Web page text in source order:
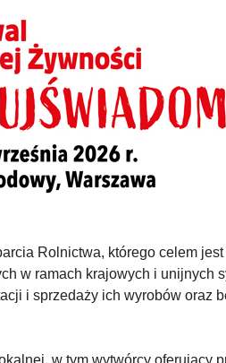
Rolnictwa, którego celem
w ramach krajowych i unijnych
i sprzedaży ich wyrobów oraz
w tym wytwórcy oferujący